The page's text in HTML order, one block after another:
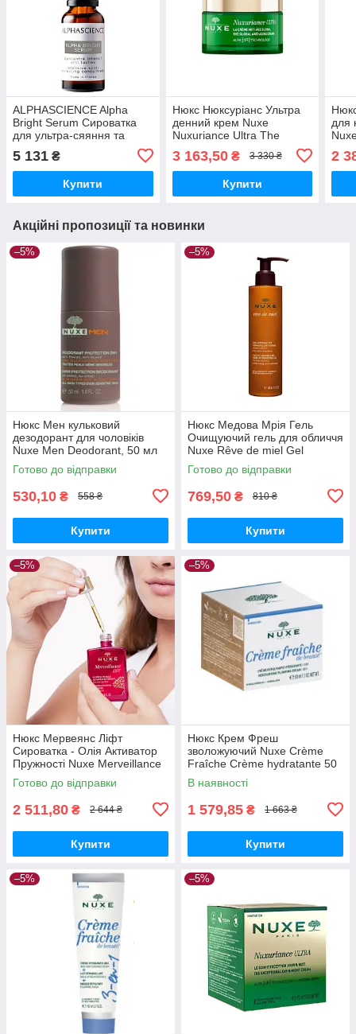
ALPHASCIENCE Alpha
Bright Serum Сироватка
для ультра-сяяння та
лікування гіперпігментації
30 мл
5 131 ₴
Купити
Нюкс Нюксуріанс Ультра
денний крем Nuxe
Nuxuriance Ultra The
Global Anti-Ageing Cream
50мл
3 163,50₴ 3 330 ₴
Купити
для
2
Акційні пропозиції та новинки
–5%
Нюкс Мен кульковий
дезодорант для чоловіків
Nuxe Men Deodorant, 50 мл
Готово до відправки
530,10 ₴ 558 ₴
Купити
–5%
Нюкс Медова Мрія Гель
Очищуючий гель для обличчя
Nuxe Rêve de miel Gel
nettoyant et démaquillant
visage, 200 мл
Готово до відправки
769,50 ₴ 810 ₴
Купити
–5%
Нюкс Мервеянс Ліфт
Сироватка - Олія Активатор
Пружності Nuxe Merveillance
Lift Firming Activating Oil-
Serum, 30 мл
Готово до відправки
2 511,80 ₴ 2 644 ₴
Купити
–5%
Нюкс Крем Фреш
зволожуючий Nuxe Crème
Fraîche Crème hydratante 50
мл
В наявності
1 579,85 ₴ 1 663 ₴
Купити
–5% –5%